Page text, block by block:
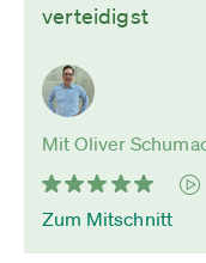
verteidigst
Mit Oliver
Zum Mitschnitt